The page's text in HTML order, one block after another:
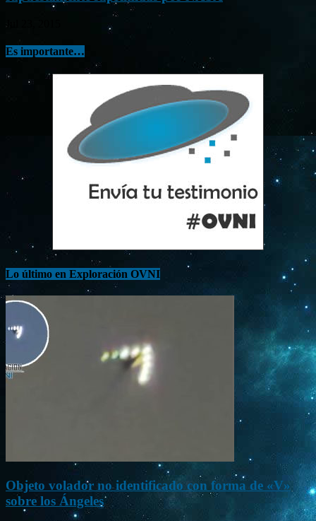
Jul 23, 2015
Es importante…
Lo último en Exploración OVNI
Objeto volador no identificado con forma de «V»
sobre los Ángeles